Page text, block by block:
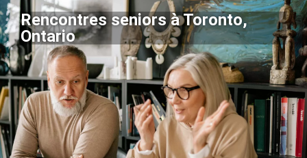
Rencontres seniors à Toronto,
Ontario